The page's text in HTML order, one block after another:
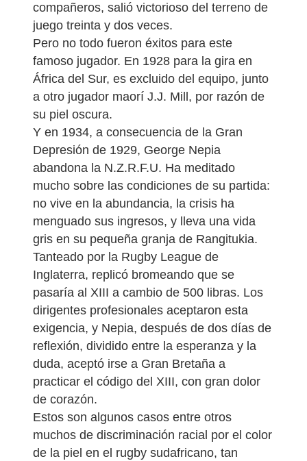
compañeros, salió victorioso del terreno de
juego treinta y dos veces.
Pero no todo fueron éxitos para este
famoso jugador. En 1928 para la gira en
África del Sur, es excluido del equipo, junto
a otro jugador maorí J.J. Mill, por razón de
su piel oscura.
Y en 1934, a consecuencia de la Gran
Depresión de 1929, George Nepia
abandona la N.Z.R.F.U. Ha meditado
mucho sobre las condiciones de su partida:
no vive en la abundancia, la crisis ha
menguado sus ingresos, y lleva una vida
gris en su pequeña granja de Rangitukia.
Tanteado por la Rugby League de
Inglaterra, replicó bromeando que se
pasaría al XIII a cambio de 500 libras. Los
dirigentes profesionales aceptaron esta
exigencia, y Nepia, después de dos días de
reflexión, dividido entre la esperanza y la
duda, aceptó irse a Gran Bretaña a
practicar el código del XIII, con gran dolor
de corazón.
Estos son algunos casos entre otros
muchos de discriminación racial por el color
de la piel en el rugby sudafricano, tan